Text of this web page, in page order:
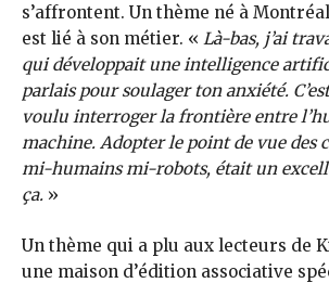
s’affrontent. Un thème né à
est lié à son métier. « Là-bas, j’ai
qui développait une intelligence
parlais pour soulager ton anxiété.
voulu interroger la frontière entre
machine. Adopter le point de vue des
mi-humains mi-robots, était un
ça. »
Un thème qui a plu aux lecteurs de
une maison d’édition associative